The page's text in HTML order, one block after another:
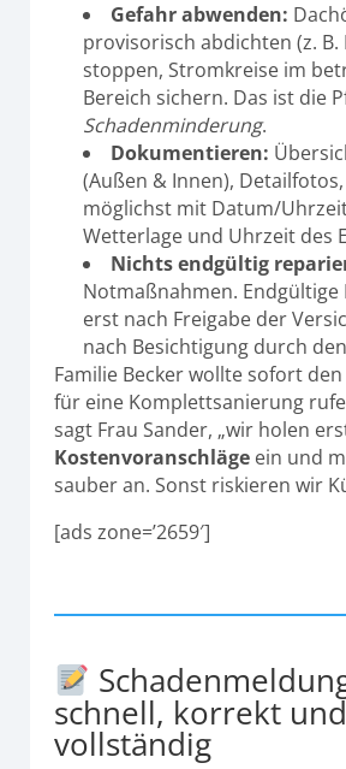
Gefahr abwenden:
provisorisch abdichten (z. B.
stoppen, Stromkreise im
Bereich sichern. Das ist die
Schadenminderung.
Dokumentieren:
(Außen & Innen),
möglichst mit Datum/
Wetterlage und Uhrzeit des
Nichts endgültig
Notmaßnahmen. Endgültige
erst nach Freigabe der
nach Besichtigung durch den
Familie Becker wollte sofort
für eine Komplettsanierung
sagt Frau Sander, „wir holen
Kostenvoranschläge ein und
sauber an. Sonst riskieren wir
[ads zone=’2659′]
schnell, korrekt und
vollständig